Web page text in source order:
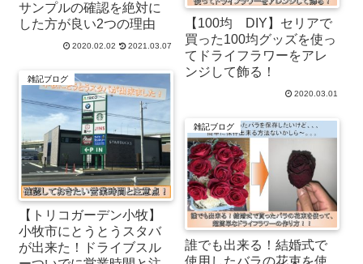
サンプルの確認を絶対に
した方が良い2つの理由
2020.02.02 2021.03.07
【100均 DIY】セリアで
買った100均グッズを使っ
てドライフラワーをアレ
ンジして飾る！
2020.03.01
雑記ブログ
【トリコガーデン小牧】
小牧市にとうとうスタバ
が出来た！ドライブスル
雑記ブログ
誰でも出来る！結婚式で
使用したバラの花束を使